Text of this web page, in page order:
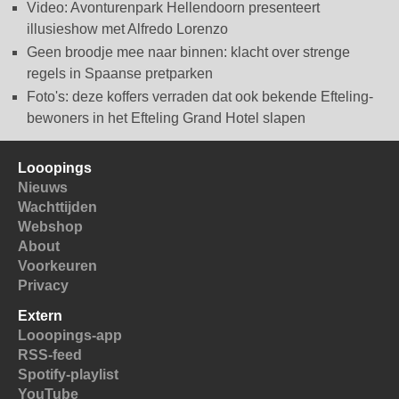
Video: Avonturenpark Hellendoorn presenteert
illusieshow met Alfredo Lorenzo
Geen broodje mee naar binnen: klacht over strenge
regels in Spaanse pretparken
Foto's: deze koffers verraden dat ook bekende Efteling-
bewoners in het Efteling Grand Hotel slapen
Looopings
Nieuws
Wachttijden
Webshop
About
Voorkeuren
Privacy
Extern
Looopings-app
RSS-feed
Spotify-playlist
YouTube